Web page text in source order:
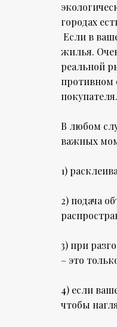
городах
Если в
жилья.
реальной
противном
покупателя.
В любом
важных
1)
2) подача
3) при
– это
4) если
чтобы